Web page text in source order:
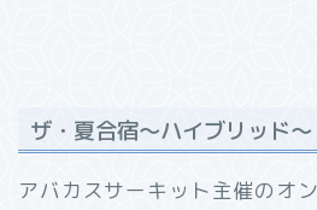
ザ・夏合宿～ハイブリッド～
アバカスサーキット主催のオ